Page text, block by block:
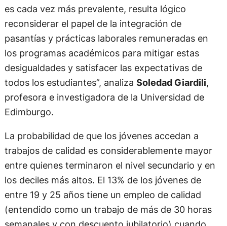
es cada vez más prevalente, resulta lógico
reconsiderar el papel de la integración de
pasantías y prácticas laborales remuneradas en
los programas académicos para mitigar estas
desigualdades y satisfacer las expectativas de
todos los estudiantes”, analiza Soledad Giardili,
profesora e investigadora de la Universidad de
Edimburgo.
La probabilidad de que los jóvenes accedan a
trabajos de calidad es considerablemente mayor
entre quienes terminaron el nivel secundario y en
los deciles más altos. El 13% de los jóvenes de
entre 19 y 25 años tiene un empleo de calidad
(entendido como un trabajo de más de 30 horas